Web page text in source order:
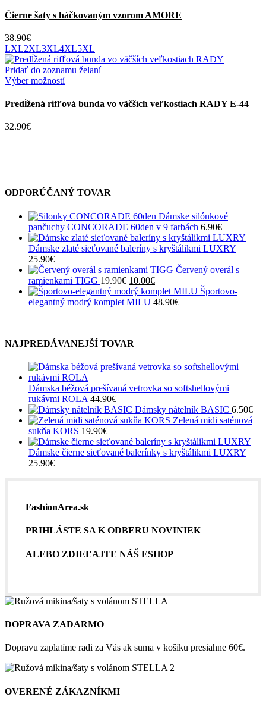
má
viacero
Možnosti
si
môžete
vybrať
na
produktu.
Čierne šaty s háčkovaným vzorom AMORE
38.90€
LXL2XL3XL4XL5XL
Pridať do zoznamu želaní
Výber možnostíTento
má
si
stránke
produktu.
Predĺžená rifľová bunda vo väčších veľkostiach RADY E-44
32.90€
ODPORÚČANÝ TOVAR
Dámske silónkové
pančuchy CONCORADE 60den v 9 farbách 6.90€
Dámske zlaté sieťované baleríny s kryštálikmi LUXRY
25.90€
Červený overál s
ramienkami TIGG 19.90€ Pôvodná
cena
bola:
10.00€Aktuálna
cena
je:
Športovo-
elegantný modrý komplet MILU 48.90€
NAJPREDÁVANEJŠÍ TOVAR
Dámska béžová prešívaná vetrovka so softshellovými
rukávmi ROLA 44.90€
Dámsky nátelník BASIC 6.50€
Zelená midi saténová
sukňa KORS 19.90€
Dámske čierne sieťované balerínky s kryštálikmi LUXRY
25.90€
FashionArea.sk
PRIHLÁSTE SA K ODBERU NOVINIEK
ALEBO ZDIEĽAJTE NÁŠ ESHOP
DOPRAVA ZADARMO
Dopravu zaplatíme radi za Vás ak suma v košíku presiahne 60€.
OVERENÉ ZÁKAZNÍKMI